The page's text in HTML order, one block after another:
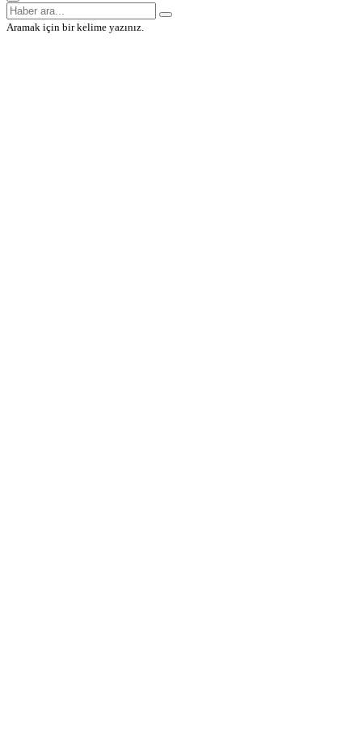
Aramak için bir kelime yazınız.